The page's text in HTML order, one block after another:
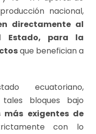
nacional,
directamente al
Estado, para la
que benefician a
ecuatoriano,
tales bloques bajo
exigentes de
con lo